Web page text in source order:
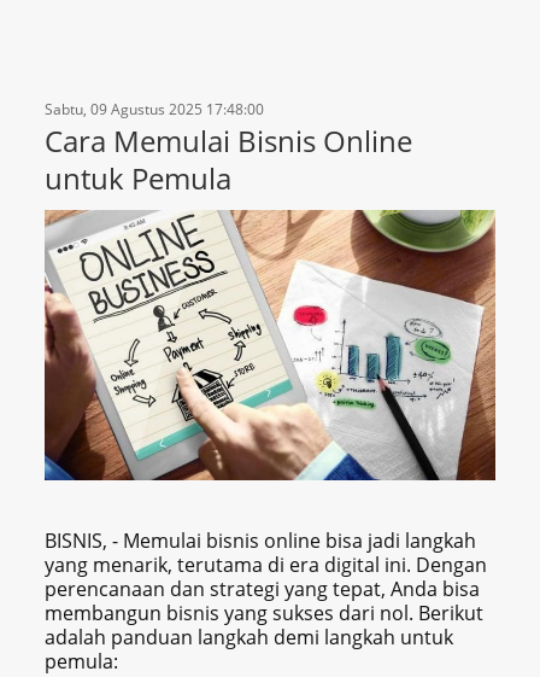
Sabtu, 09 Agustus 2025 17:48:00
Cara Memulai Bisnis Online
untuk Pemula
BISNIS, - Memulai bisnis online bisa jadi langkah
yang menarik, terutama di era digital ini. Dengan
perencanaan dan strategi yang tepat, Anda bisa
membangun bisnis yang sukses dari nol. Berikut
adalah panduan langkah demi langkah untuk
pemula: